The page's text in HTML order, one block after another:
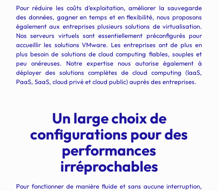
Pour réduire les coûts d’exploitation, améliorer la sauvegarde
des données, gagner en temps et en flexibilité, nous proposons
également aux entreprises plusieurs solutions de virtualisation.
Nos serveurs virtuels sont essentiellement préconfigurés pour
accueillir les solutionsVMware. Les entreprises ont de plus en
plus besoin de solutions de cloud computing fiables, souples et
peu onéreuses. Notre expertise nous autorise également à
déployer des solutions complètes de cloud computing (IaaS,
PaaS, SaaS, cloud privé et cloud public) auprès des entreprises.
Un large choix de
configurations pour des
performances
irréprochables
Pour fonctionner de manière fluide et sans aucune interruption,